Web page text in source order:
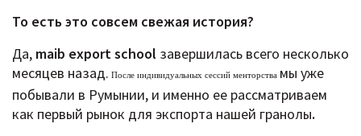
То есть это совсем свежая история?
Да, maib export school завершилась всего несколько
месяцев назад. После индивидуальных сессий менторства мы уже
побывали в Румынии, и именно ее рассматриваем
как первый рынок для экспорта нашей гранолы.